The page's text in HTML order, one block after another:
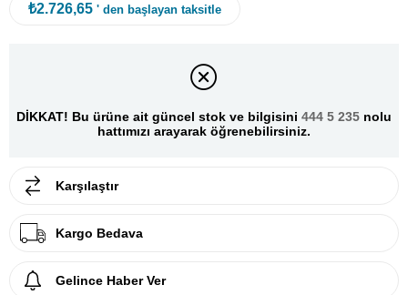
₺2.726,65 ' den başlayan taksitle
DİKKAT! Bu ürüne ait güncel stok ve bilgisini 444 5 235 nolu
hattımızı arayarak öğrenebilirsiniz.
Karşılaştır
Kargo Bedava
Gelince Haber Ver